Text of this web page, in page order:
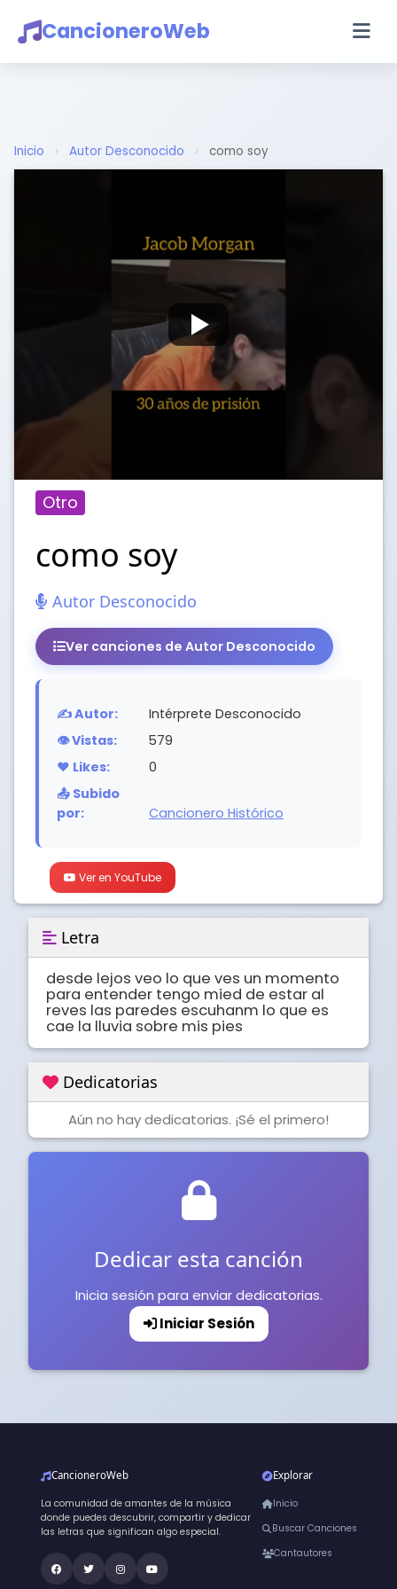
CancioneroWeb
Inicio › Autor Desconocido › como soy
Otro
como soy
Autor Desconocido
Ver canciones de Autor Desconocido
✍️ Autor:
Intérprete Desconocido
👁️ Vistas:
579
❤️ Likes:
0
📤 Subido
por:
Cancionero Histórico
Ver en YouTube
Letra
desde lejos veo lo que ves un momento
para entender tengo mied de estar al
reves las paredes escuhanm lo que es
cae la lluvia sobre mis pies
Dedicatorias
Aún no hay dedicatorias. ¡Sé el primero!
Dedicar esta canción
Inicia sesión para enviar dedicatorias.
Iniciar Sesión
CancioneroWeb
La comunidad de amantes de la música
donde puedes descubrir, compartir y dedicar
las letras que significan algo especial.
Explorar
Inicio
Buscar Canciones
Cantautores